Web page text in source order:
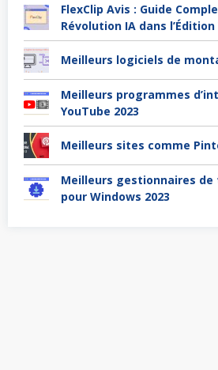
FlexClip Avis : Guide
Révolution IA dans l’Édition
Meilleurs logiciels de
Meilleurs programmes
YouTube 2023
Meilleurs sites comme
Meilleurs gestionnaires
pour Windows 2023